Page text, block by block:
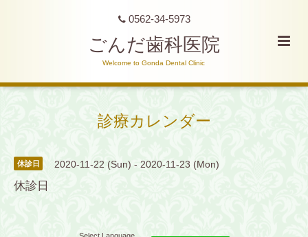
0562-34-5973
ごんだ歯科医院
Welcome to Gonda Dental Clinic
診療カレンダー
休診日 2020-11-22 (Sun) - 2020-11-23 (Mon)
休診日